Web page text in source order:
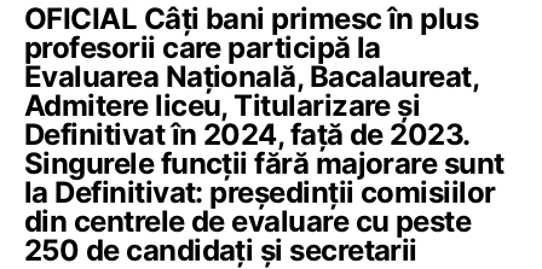
OFICIAL Câți bani primesc în plus
profesorii care participă la
Evaluarea Națională, Bacalaureat,
Admitere liceu, Titularizare și
Definitivat în 2024, față de 2023.
Singurele funcții fără majorare sunt
la Definitivat: președinții comisiilor
din centrele de evaluare cu peste
250 de candidați și secretarii